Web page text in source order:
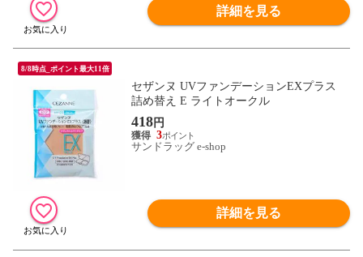
詳細を見る
8/8時点_ポイント最大11倍
セザンヌ UVファンデーションEXプラス
詰め替え E ライトオークル
418円
3
サンドラッグ e-shop
詳細を見る